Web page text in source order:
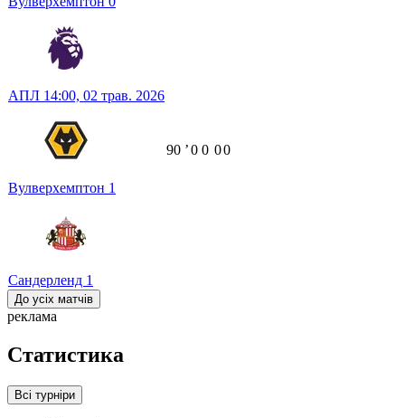
АПЛ 14:00, 02 трав. 2026
Вулверхемптон 1
Сандерленд 1
90 ʼ0 0 00
До усіх матчів
реклама
Статистика
Всі турніри